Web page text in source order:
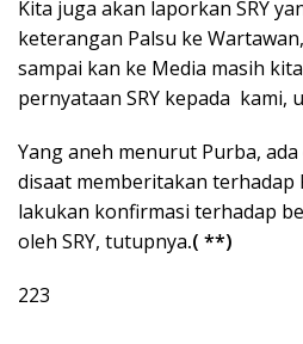
Kita juga akan laporkan SRY
keterangan Palsu ke
sampai kan ke Media masih
pernyataan SRY kepada kami,
Yang aneh menurut Purba,
disaat memberitakan terhadap
lakukan konfirmasi terhadap
oleh SRY, tutupnya.( **)
223